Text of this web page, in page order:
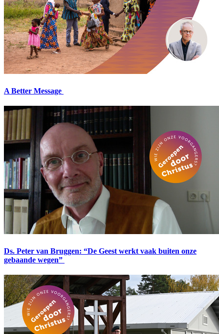
A Better Message
Ds. Peter van Bruggen: “De Geest werkt vaak buiten onze
gebaande wegen”